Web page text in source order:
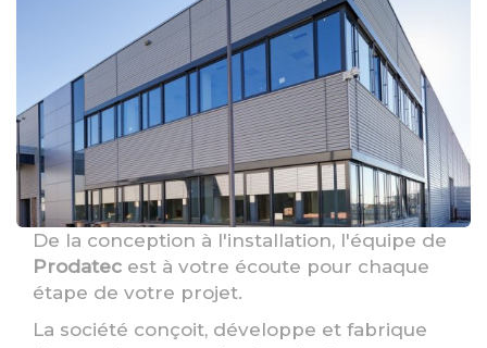
De la conception à l'installation, l'équipe de
Prodatec est à votre écoute pour chaque
étape de votre projet.
La société conçoit, développe et fabrique